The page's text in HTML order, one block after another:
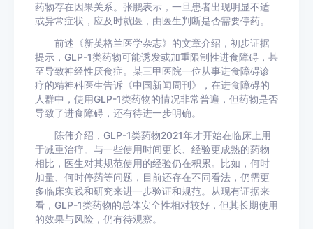
药物存在因果关系。张鹏表示，一旦患者出现明显不适
或异常症状，应及时就医，由医生判断是否需要停药。
前述《新英格兰医学杂志》的文章介绍，初步证据
提示，GLP-1类药物可能诱发或加重限制性进食障碍，甚
至导致神经性厌食症。某三甲医院一位从事进食障碍诊
疗的精神科医生告诉《中国新闻周刊》，在进食障碍的
人群中，使用GLP-1类药物的情况非常普遍，但药物是否
导致了进食障碍，还有待进一步明确。
陈伟介绍，GLP-1类药物2021年才开始在临床上用
于减重治疗。与一些使用时间更长、经验更成熟的药物
相比，医生对其规范使用的经验仍在积累。比如，何时
加量、何时停药等问题，目前还存在不同看法，仍需更
多临床实践和研究来进一步验证和规范。从现有证据来
看，GLP-1类药物的总体安全性相对较好，但其长期使用
的效果与风险，仍有待观察。